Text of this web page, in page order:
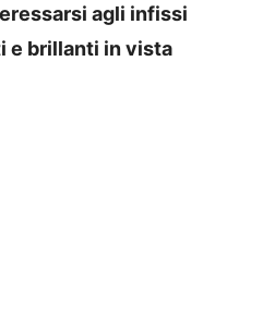
agli infissi
e brillanti in vista